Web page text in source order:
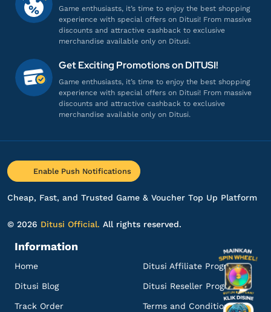
Game enthusiasts, it’s time to enjoy the best shopping
experience with special offers on Ditusi! From massive
discounts and attractive cashback to exclusive
merchandise available only on Ditusi.
Get Exciting Promotions on DITUSI!
Game enthusiasts, it’s time to enjoy the best shopping
experience with special offers on Ditusi! From massive
discounts and attractive cashback to exclusive
merchandise available only on Ditusi.
Enable Push Notifications
Cheap, Fast, and Trusted Game & Voucher Top Up Platform
© 2026 Ditusi Official. All rights reserved.
Information
Home
Ditusi Blog
Track Order
Ditusi Affiliate Program
Ditusi Reseller Program
Terms and Conditions